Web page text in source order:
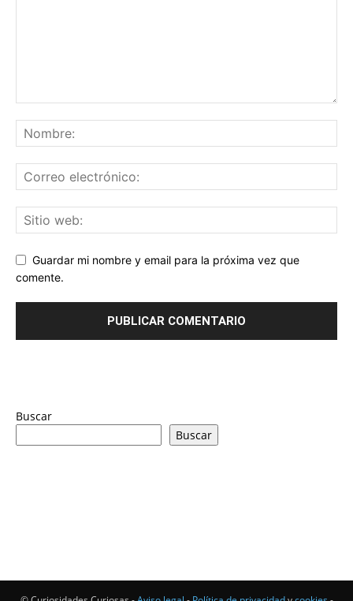
Guardar mi nombre y email para la próxima vez que
comente.
Buscar
Buscar